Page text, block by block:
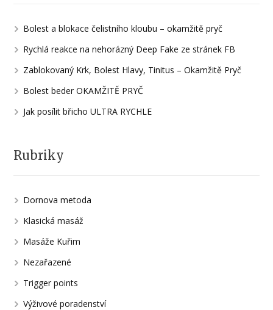
Bolest a blokace čelistního kloubu – okamžitě pryč
Rychlá reakce na nehorázný Deep Fake ze stránek FB
Zablokovaný Krk, Bolest Hlavy, Tinitus – Okamžitě Pryč
Bolest beder OKAMŽITĚ PRYČ
Jak posílit břicho ULTRA RYCHLE
Rubriky
Dornova metoda
Klasická masáž
Masáže Kuřim
Nezařazené
Trigger points
Výživové poradenství